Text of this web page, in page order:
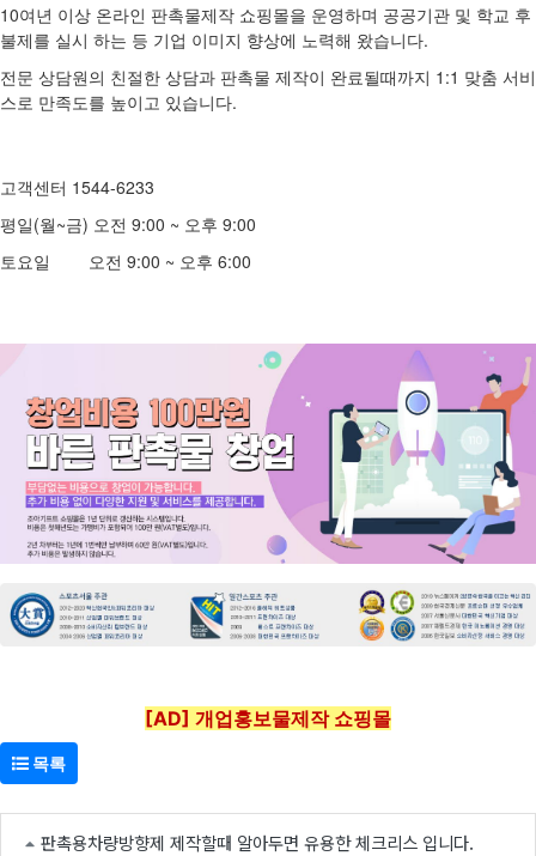
10여년 이상 온라인 판촉물제작 쇼핑몰을 운영하며 공공기관 및 학교 후
불제를 실시 하는 등 기업 이미지 향상에 노력해 왔습니다.
전문 상담원의 친절한 상담과 판촉물 제작이 완료될때까지 1:1 맞춤 서비
스로 만족도를 높이고 있습니다.
고객센터 1544-6233
평일(월~금) 오전 9:00 ~ 오후 9:00
토요일 오전 9:00 ~ 오후 6:00
[AD] 개업홍보물제작 쇼핑몰
목록
판촉용차량방향제 제작할때 알아두면 유용한 체크리스 입니다.